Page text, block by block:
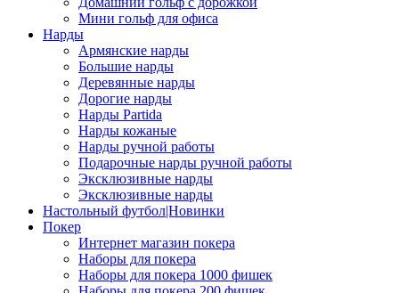
Мини гольф для офиса
Нарды
Армянские нарды
Большие нарды
Деревянные нарды
Дорогие нарды
Нарды Partida
Нарды кожаные
Нарды ручной работы
Подарочные нарды ручной работы
Эксклюзивные нарды
Эксклюзивные нарды
Настольный футбол|Новинки
Покер
Интернет магазин покера
Наборы для покера
Наборы для покера 1000 фишек